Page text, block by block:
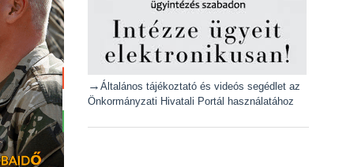
→ Általános tájékoztató és videós segédlet az
Önkormányzati Hivatali Portál használatához